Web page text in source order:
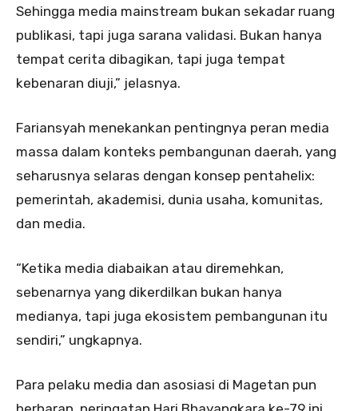
Sehingga media mainstream bukan sekadar ruang
publikasi, tapi juga sarana validasi. Bukan hanya
tempat cerita dibagikan, tapi juga tempat
kebenaran diuji,” jelasnya.
Fariansyah menekankan pentingnya peran media
massa dalam konteks pembangunan daerah, yang
seharusnya selaras dengan konsep pentahelix:
pemerintah, akademisi, dunia usaha, komunitas,
dan media.
“Ketika media diabaikan atau diremehkan,
sebenarnya yang dikerdilkan bukan hanya
medianya, tapi juga ekosistem pembangunan itu
sendiri,” ungkapnya.
Para pelaku media dan asosiasi di Magetan pun